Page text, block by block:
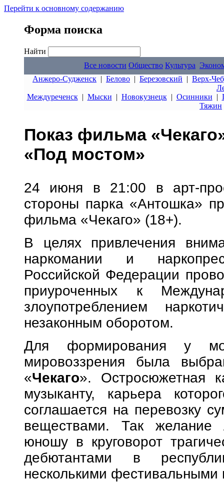
Перейти к основному содержанию
Форма поиска
Найти
Все новости Общество Культура
Анжеро-Судженск | Белово | Березовский | Верх-
Междуреченск| Мыски | Новокузнецк| Осинники |
Тяжин
Показ фильма
«Под мостом»
24 июня в 21:00 в арт-
стороны парка «Антошка»
фильма «Чекаго» (18+).
В целях привлечения
наркомании и
Российской Федерации
приуроченных к
злоупотреблением
незаконным оборотом.
Для формирования у
мировоззрения была
«Чекаго». Остросюжетная
музыканту, карьера
соглашается на перевозку
веществами. Так желание
юношу в круговорот
дебютантами в
несколькими фестивальными